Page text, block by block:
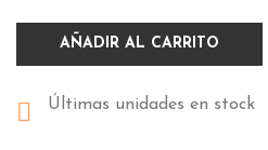
AÑADIR AL CARRITO
 Últimas unidades en stock